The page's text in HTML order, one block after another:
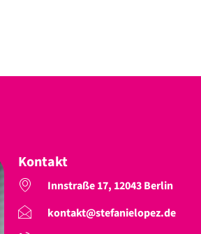
Kontakt
Innstraße 17, 12043 Berlin
kontakt@stefanielopez.de